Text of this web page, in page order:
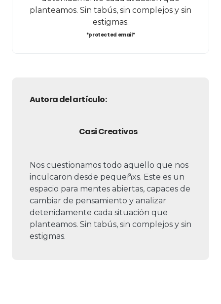
planteamos. Sin tabús, sin complejos y sin
estigmas.
*protected email*
Autora del artículo:
Casi Creativos
Nos cuestionamos todo aquello que nos
inculcaron desde pequeñxs. Este es un
espacio para mentes abiertas, capaces de
cambiar de pensamiento y analizar
detenidamente cada situación que
planteamos. Sin tabús, sin complejos y sin
estigmas.